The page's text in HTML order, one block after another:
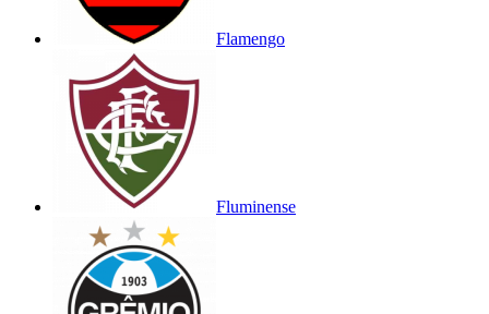
Flamengo
Fluminense